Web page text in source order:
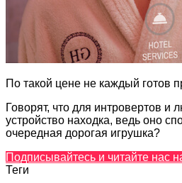
По такой цене не каждый готов
Говорят, что для интровертов и
устройство находка, ведь оно
очередная дорогая игрушка?
Подписывайтесь и читайте нас
Теги